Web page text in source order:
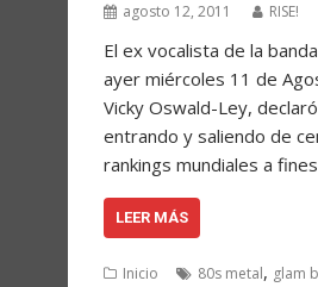
agosto 12, 2011 RISE!
El ex vocalista de la
ayer miércoles 11 de
Vicky Oswald-Ley,
entrando y saliendo de
rankings mundiales a
LEER MÁS
Inicio 80s metal, glam